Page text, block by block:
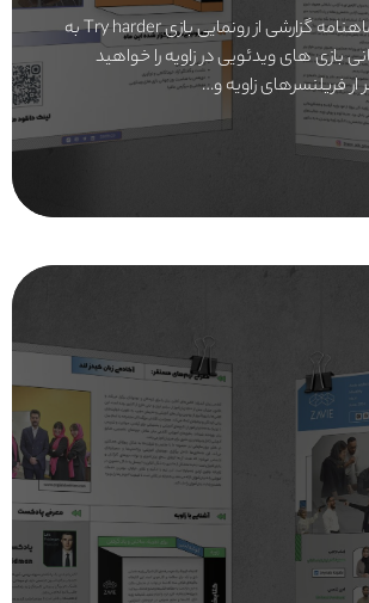
در این شماره از ماهنامه گزارشی از رونمایی بازی Try harder به
بازی های ویدئویی در زاویه را خواهید
ار فریلنسرهای زاویه و…